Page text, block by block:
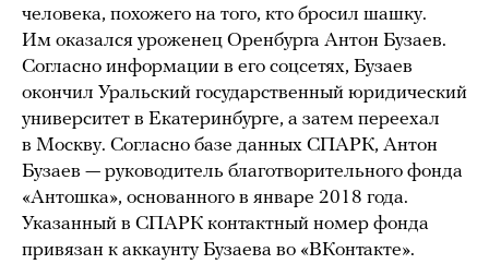
человека, похожего на того, кто бросил шашку.
Им оказался уроженец Оренбурга Антон Бузаев.
Согласно информации в его соцсетях, Бузаев
окончил Уральский государственный юридический
университет в Екатеринбурге, а затем переехал
в Москву. Согласно базе данных СПАРК, Антон
Бузаев — руководитель благотворительного фонда
«Антошка», основанного в январе 2018 года.
Указанный в СПАРК контактный номер фонда
привязан к аккаунту Бузаева во «ВКонтакте».